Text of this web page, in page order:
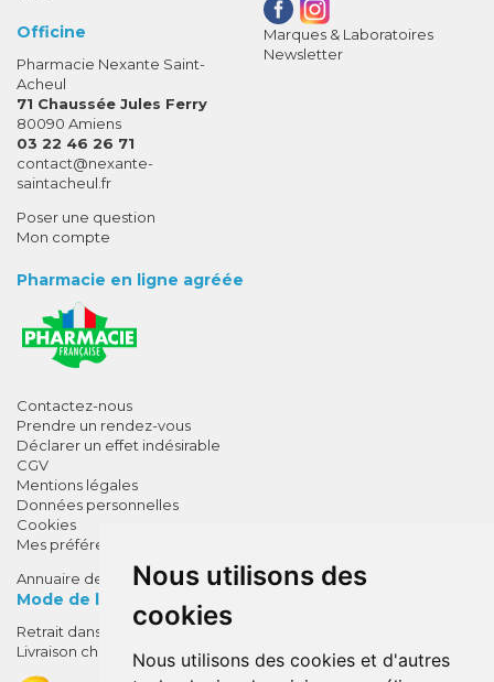
Nous utilisons des
cookies
Nous utilisons des cookies et d'autres
Officine
Pharmacie Nexante Saint-
Acheul
71 Chaussée Jules Ferry
80090 Amiens
03 22 46 26 71
contact-
@-
nexante-
saintacheul.fr
Poser une question
Mon compte
Marques & Laboratoires
Newsletter
Pharmacie en ligne agréée
Contactez-nous
Prendre un rendez-vous
Déclarer un effet indésirable
CGV
Mentions légales
Données personnelles
Cookies
Mes préférences Cookies
Annuaire des pharmacies
Mode de livraison
Retrait dans la pharmacie
Livraison chez vous
SUR VOTRE 1ÈRE COMMANDE*